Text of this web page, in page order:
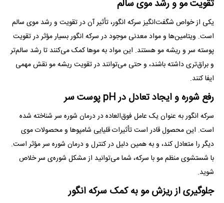
تقویت مو و رشد موی سالم
یکی از خواص شگفت‌انگیز سرکه انگور، تأثیر آن در تقویت و رشد موی سالم
است. ویتامین‌ها و مواد معدنی موجود در سرکه انگور بسیار مؤثر در تقویت
پوسته سر و ریشه مو هستند. این مواد به مو‌ها کمک می‌کنند تا رشد سالم‌تر
و براق‌تری داشته باشند، و حتی می‌توانند در تقویت ریشه مو نقش مهمی
ایفا کنند.
رفع شوره و ایجاد تعادل در pH پوست سر
سرکه انگور به عنوان یک عامل فوق‌العاده در درمان شوره سر شناخته شده
است. این محصول قادر است تأثیرات قلیایی شامپو‌ها و محصولات موی
دیگر را متعادل کند، و به همین دلیل در کنترل و درمان شوره سر مؤثر است.
با شستشوی منظم مو با سرکه، شما می‌توانید از مشکل شوره‌ی سر خلاص
شوید.
جلوگیری از ریزش مو به کمک سرکه انگور